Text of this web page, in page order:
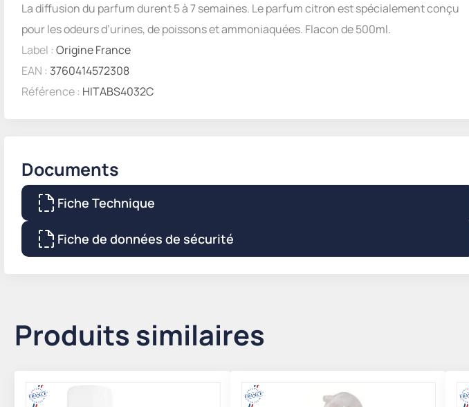
La diffusion du parfum durent 5 à 7 semaines. Le parfum citron est spécialement conçu
pour les odeurs d’urines, de poissons et ammoniaquées. Flacon de 500ml.
Label : Origine France
EAN : 3760414572308
Référence : HITABS4032C
Documents
Fiche Technique
Fiche de données de sécurité
Produits similaires